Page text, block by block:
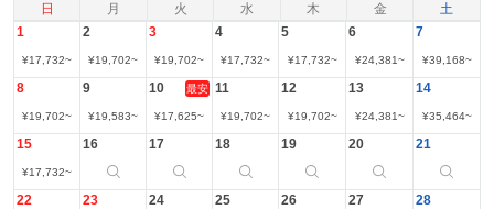
日 月 火 水 木 金 土
1
¥17,732~
2
¥19,702~
3
¥19,702~
4
¥17,732~
5
¥17,732~
6
¥24,381~
7
¥39,168~
8
¥19,702~
9
¥19,583~
10 最安
¥17,625~
11
¥19,702~
12
¥19,702~
13
¥24,381~
14
¥35,464~
15
¥17,732~
16 17 18 19 20 21
22 23 24 25 26 27 28